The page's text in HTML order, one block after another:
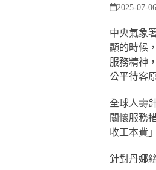
2025-07-06
中央氣象
顯的時候
服務精神
公平待客
全球人壽
關懷服務
收工本費
針對丹娜